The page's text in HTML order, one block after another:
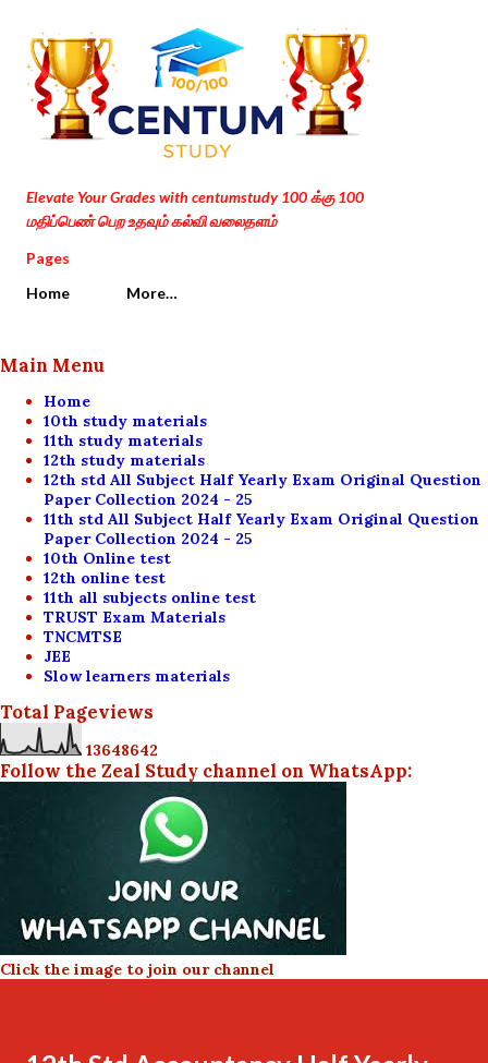
Skip to main content
Elevate Your Grades with centumstudy 100 க்கு 100
மதிப்பெண் பெற உதவும் கல்வி வலைதளம்
Pages
Home
More…
Main Menu
Home
10th study materials
11th study materials
12th study materials
12th std All Subject Half Yearly Exam Original Question
Paper Collection 2024 - 25
11th std All Subject Half Yearly Exam Original Question
Paper Collection 2024 - 25
10th Online test
12th online test
11th all subjects online test
TRUST Exam Materials
TNCMTSE
JEE
Slow learners materials
Total Pageviews
13648642
Follow the Zeal Study channel on WhatsApp:
Click the image to join our channel